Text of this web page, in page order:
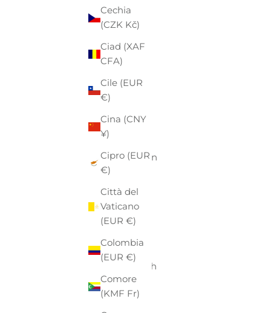
Cechia
(CZK Kč)
Ciad (XAF
CFA)
Cile (EUR
€)
Cina (CNY
¥)
Cipro (EUR
€)
Città del
Vaticano
(EUR €)
Colombia
(EUR €)
Comore
(KMF Fr)
Armenia
(AMD դր.)
Aruba
Australia
Austria
Azerbaigian
Bahamas
(BSD $)
Bahrein
(EUR €)
Bangladesh
(BDT ৳)
Barbados